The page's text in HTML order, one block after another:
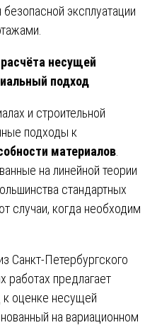
эксплуатации
несущей
подход
и строительной
подходы к
материалов
на линейной теории
стандартных
случаи, когда необходим
Санкт-Петербургского
работах предлагает
к оценке несущей
на вариационном